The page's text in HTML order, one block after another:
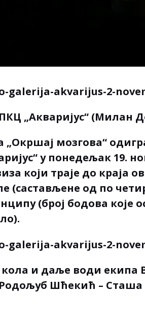
ПКЦ „Акваријус“ (Милан
„Окршај мозгова“
у понедељак 19.
који траје до краја
(састављене од по
(број бодова које
кола и даље води
Шћекић – Сташа